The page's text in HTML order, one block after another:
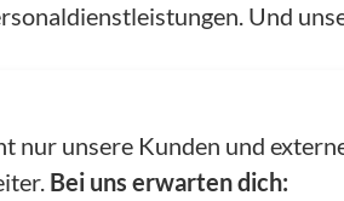
Und
nur unsere Kunden und
Bei uns erwarten dich: